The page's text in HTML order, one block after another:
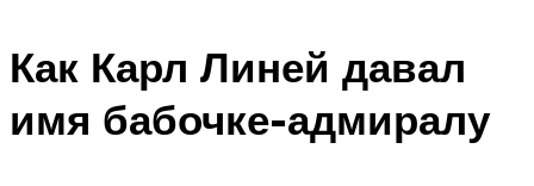
Как Карл Линей давал
имя бабочке-адмиралу